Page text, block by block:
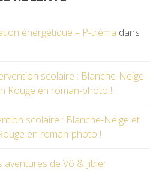
énergétique – P-tréma dans
scolaire : Blanche-Neige
Rouge en roman-photo !
scolaire : Blanche-Neige et
en roman-photo !
aventures de Vô & Jibier